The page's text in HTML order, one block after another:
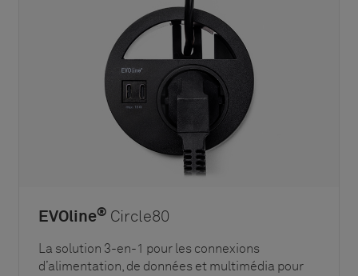
EVOline® Circle80
La solution 3-en-1 pour les connexions
d’alimentation, de données et multimédia pour